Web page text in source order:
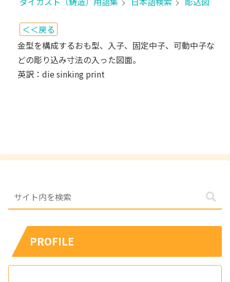
＜＜戻る
金型を構成するおも型、入子、固定中子、可動中子な
どの彫り込み寸法の入った図面。
英訳：die sinking print
PROFILE